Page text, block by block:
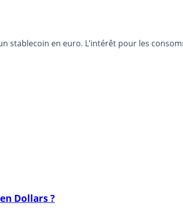
en euro. L’intérêt pour les
Dollars ?